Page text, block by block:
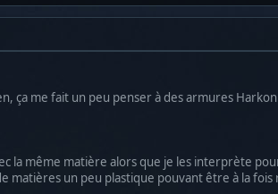
ça me fait un peu penser à des armures
la même matière alors que je les interprète
matières un peu plastique pouvant être à la